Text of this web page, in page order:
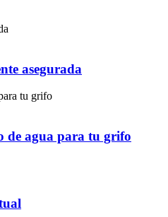
asegurada
de agua para tu grifo